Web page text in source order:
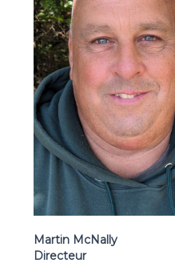
Martin McNally
Directeur